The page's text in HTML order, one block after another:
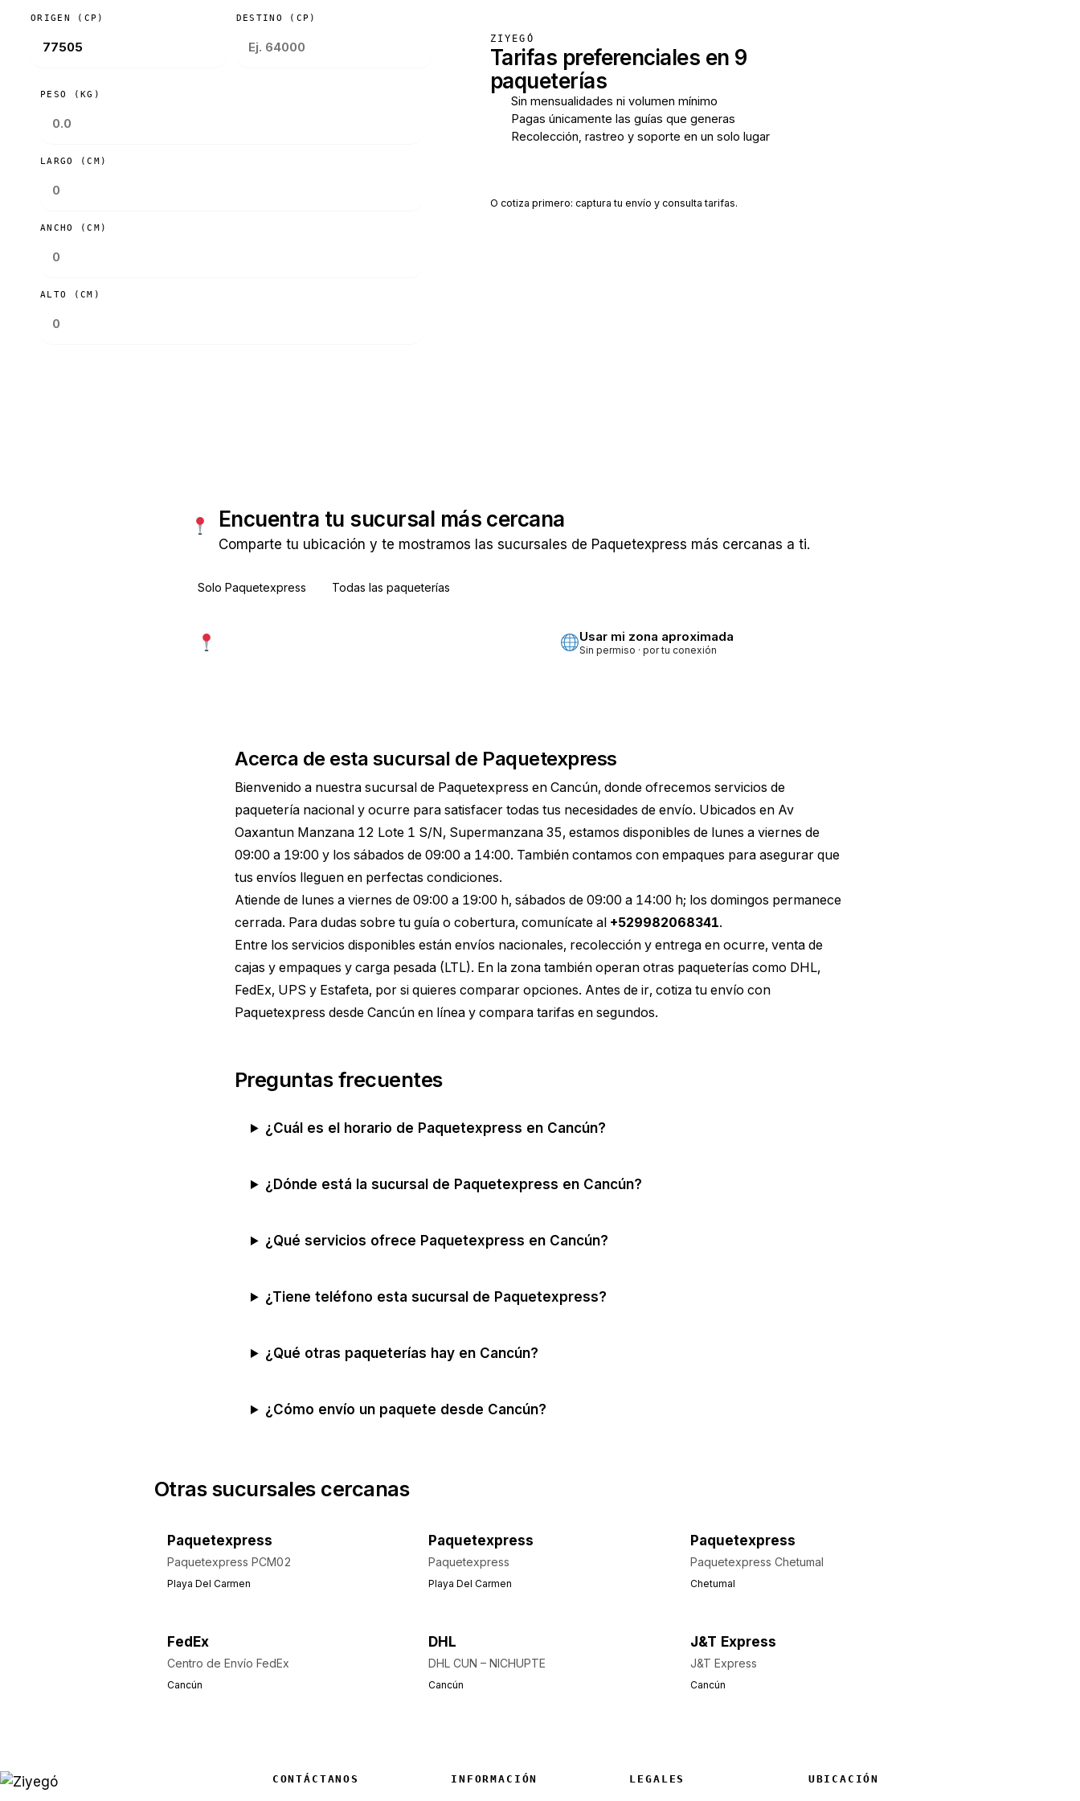
ORIGEN (CP) DESTINO (CP)
PESO (KG)
LARGO (CM)
ANCHO (CM)
ALTO (CM)
ZIYEGÓ
Tarifas preferenciales en 9
paqueterías
Sin mensualidades ni volumen mínimo
Pagas únicamente las guías que generas
Recolección, rastreo y soporte en un solo lugar
O cotiza primero: captura tu envío y consulta tarifas.
Encuentra tu sucursal más cercana
Comparte tu ubicación y te mostramos las sucursales de Paquetexpress más cercanas a ti.
Solo Paquetexpress Todas las paqueterías
Usar mi zona aproximada
Sin permiso · por tu conexión
Acerca de esta sucursal de Paquetexpress
Bienvenido a nuestra sucursal de Paquetexpress en Cancún, donde ofrecemos servicios de
paquetería nacional y ocurre para satisfacer todas tus necesidades de envío. Ubicados en Av
Oaxantun Manzana 12 Lote 1 S/N, Supermanzana 35, estamos disponibles de lunes a viernes de
09:00 a 19:00 y los sábados de 09:00 a 14:00. También contamos con empaques para asegurar que
tus envíos lleguen en perfectas condiciones.
Atiende de lunes a viernes de 09:00 a 19:00 h, sábados de 09:00 a 14:00 h; los domingos permanece
cerrada. Para dudas sobre tu guía o cobertura, comunícate al +529982068341.
Entre los servicios disponibles están envíos nacionales, recolección y entrega en ocurre, venta de
cajas y empaques y carga pesada (LTL). En la zona también operan otras paqueterías como DHL,
FedEx, UPS y Estafeta, por si quieres comparar opciones. Antes de ir, cotiza tu envío con
Paquetexpress desde Cancún en línea y compara tarifas en segundos.
Preguntas frecuentes
¿Cuál es el horario de Paquetexpress en Cancún?
¿Dónde está la sucursal de Paquetexpress en Cancún?
¿Qué servicios ofrece Paquetexpress en Cancún?
¿Tiene teléfono esta sucursal de Paquetexpress?
¿Qué otras paqueterías hay en Cancún?
¿Cómo envío un paquete desde Cancún?
Otras sucursales cercanas
Paquetexpress
Paquetexpress PCM02
Playa Del Carmen
Paquetexpress
Paquetexpress
Playa Del Carmen
Paquetexpress
Paquetexpress Chetumal
Chetumal
FedEx
Centro de Envío FedEx
Cancún
DHL
DHL CUN – NICHUPTE
Cancún
J&T Express
J&T Express
Cancún
CONTÁCTANOS INFORMACIÓN LEGALES UBICACIÓN